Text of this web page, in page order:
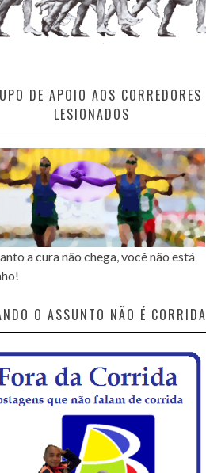
DE APOIO AOS CORREDORES
LESIONADOS
a cura não chega, você não está
O ASSUNTO NÃO É CORRIDA